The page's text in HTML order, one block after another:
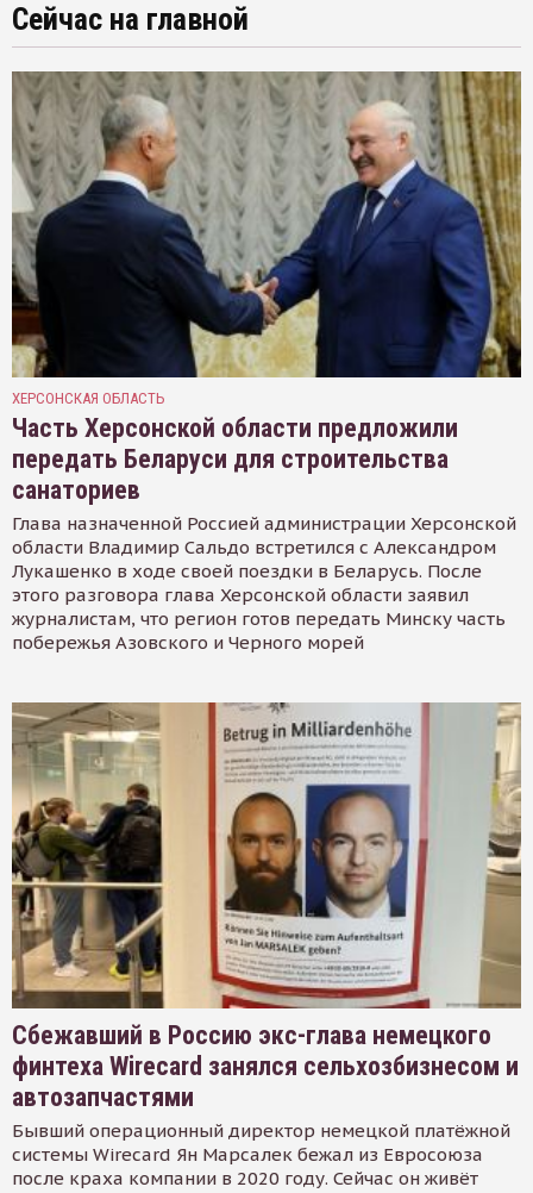
Сейчас на главной
ХЕРСОНСКАЯ ОБЛАСТЬ
Часть Херсонской области предложили
передать Беларуси для строительства
санаториев
Глава назначенной Россией администрации Херсонской
области Владимир Сальдо встретился с Александром
Лукашенко в ходе своей поездки в Беларусь. После
этого разговора глава Херсонской области заявил
журналистам, что регион готов передать Минску часть
побережья Азовского и Черного морей
Сбежавший в Россию экс-глава немецкого
финтеха Wirecard занялся сельхозбизнесом и
автозапчастями
Бывший операционный директор немецкой платёжной
системы Wirecard Ян Марсалек бежал из Евросоюза
после краха компании в 2020 году. Сейчас он живёт